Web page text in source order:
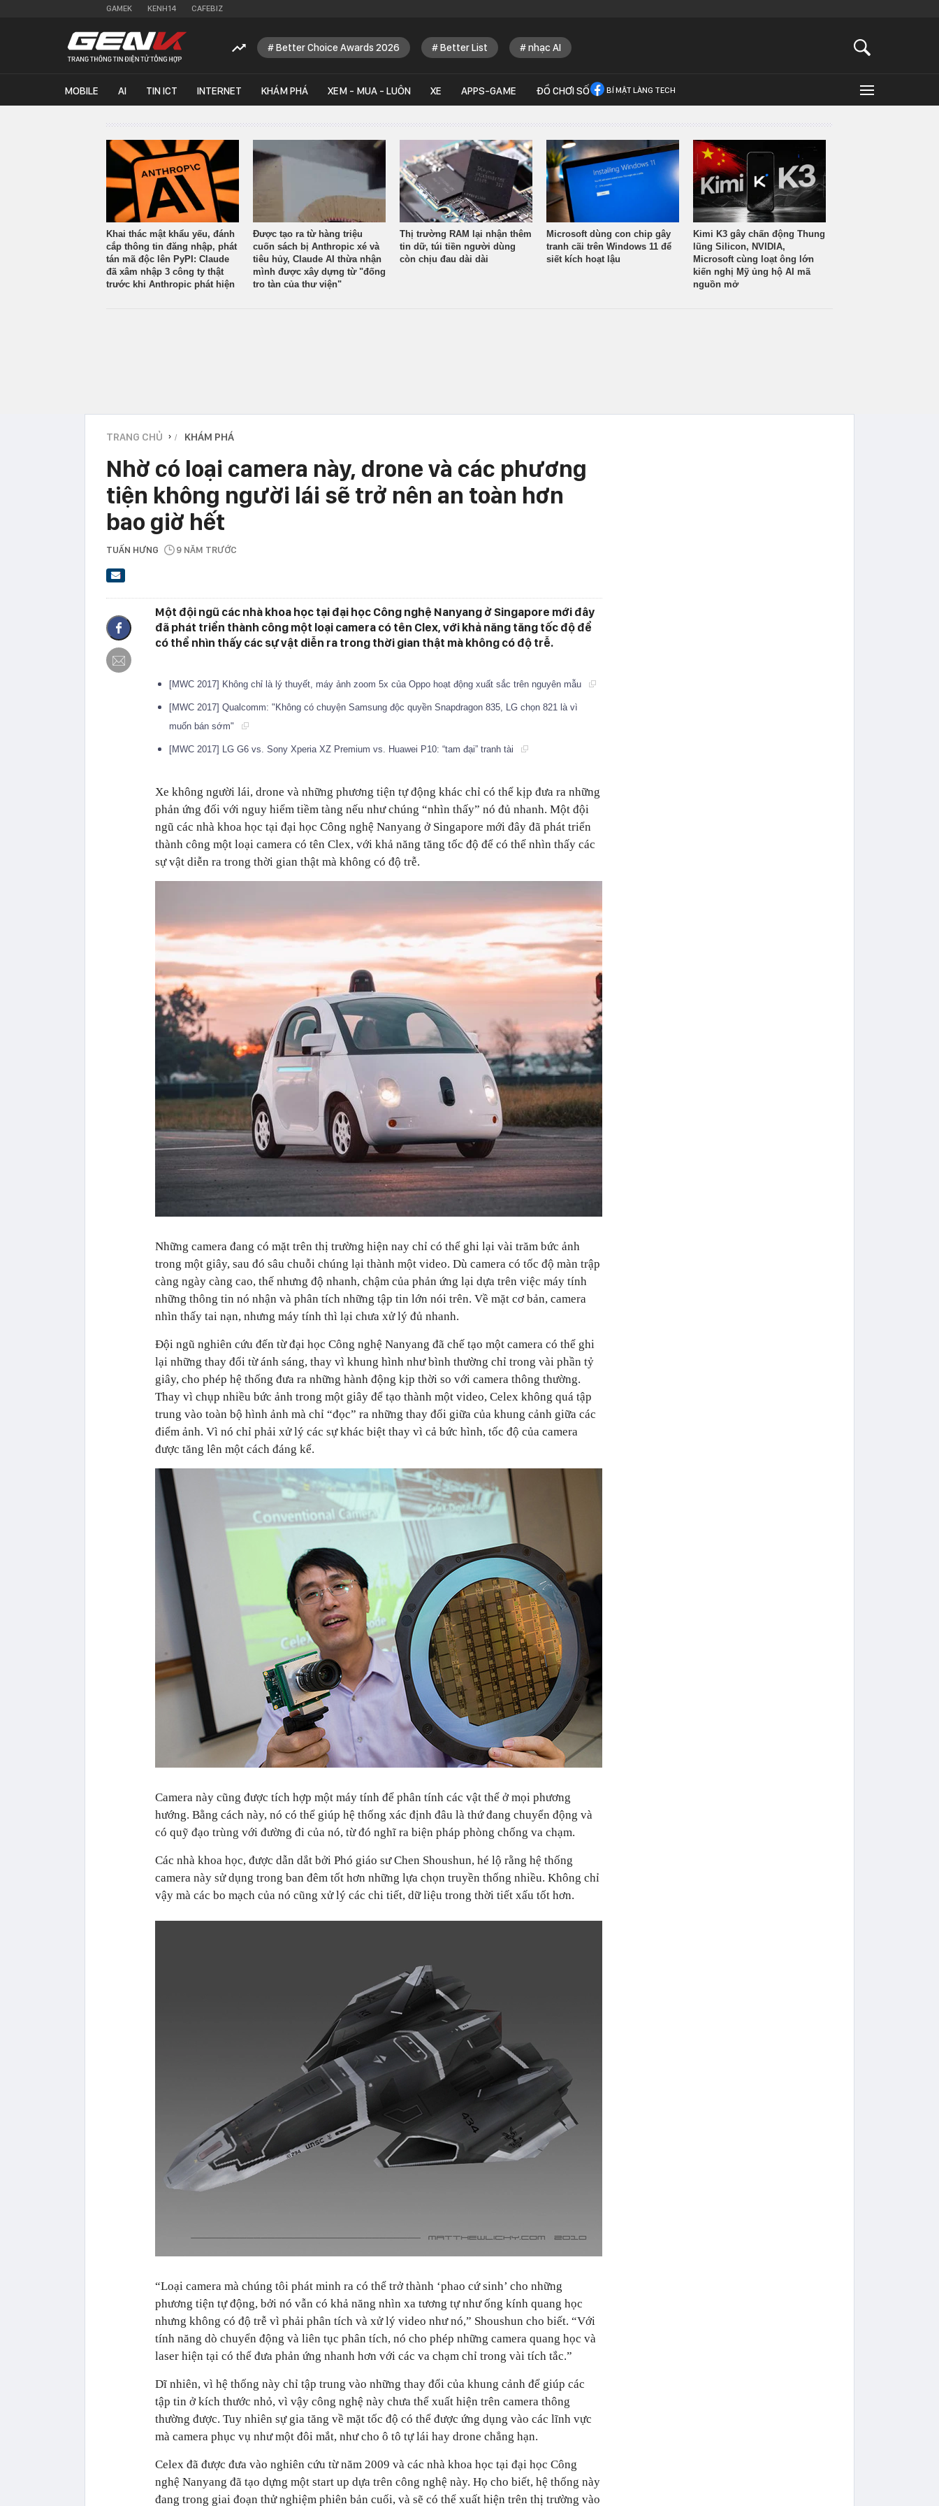
GAMEK KENH14 CAFEBIZ
Better Choice Awards 2026 Better List nhạc AI
MOBILE AI TIN ICT INTERNET KHÁM PHÁ XEM - MUA - LUÔN XE APPS-GAME ĐỒ CHƠI SỐ BÍ MẬT LÀNG TECH
Khai thác mật khẩu yếu, đánh
cắp thông tin đăng nhập, phát
tán mã độc lên PyPI: Claude
đã xâm nhập 3 công ty thật
trước khi Anthropic phát hiện
Được tạo ra từ hàng triệu
cuốn sách bị Anthropic xé và
tiêu hủy, Claude AI thừa nhận
mình được xây dựng từ "đống
tro tàn của thư viện"
Thị trường RAM lại nhận thêm
tin dữ, túi tiền người dùng
còn chịu đau dài dài
Microsoft dùng con chip gây
tranh cãi trên Windows 11 để
siết kích hoạt lậu
Kimi K3 gây chấn động Thung
lũng Silicon, NVIDIA,
Microsoft cùng loạt ông lớn
kiến nghị Mỹ ủng hộ AI mã
nguồn mở
TRANG CHỦ › KHÁM PHÁ
Nhờ có loại camera này, drone và các phương
tiện không người lái sẽ trở nên an toàn hơn
bao giờ hết
TUẤN HƯNG 9 NĂM TRƯỚC
Một đội ngũ các nhà khoa học tại đại học Công nghệ Nanyang ở Singapore mới đây
đã phát triển thành công một loại camera có tên Clex, với khả năng tăng tốc độ để
có thể nhìn thấy các sự vật diễn ra trong thời gian thật mà không có độ trễ.
[MWC 2017] Không chỉ là lý thuyết, máy ảnh zoom 5x của Oppo hoạt động xuất sắc trên nguyên mẫu
[MWC 2017] Qualcomm: "Không có chuyện Samsung độc quyền Snapdragon 835, LG chọn 821 là vì
muốn bán sớm"
[MWC 2017] LG G6 vs. Sony Xperia XZ Premium vs. Huawei P10: “tam đại” tranh tài
Xe không người lái, drone và những phương tiện tự động khác chỉ có thể kịp đưa ra những
phản ứng đối với nguy hiểm tiềm tàng nếu như chúng “nhìn thấy” nó đủ nhanh. Một đội
ngũ các nhà khoa học tại đại học Công nghệ Nanyang ở Singapore mới đây đã phát triển
thành công một loại camera có tên Clex, với khả năng tăng tốc độ để có thể nhìn thấy các
sự vật diễn ra trong thời gian thật mà không có độ trễ.
Những camera đang có mặt trên thị trường hiện nay chỉ có thể ghi lại vài trăm bức ảnh
trong một giây, sau đó sâu chuỗi chúng lại thành một video. Dù camera có tốc độ màn trập
càng ngày càng cao, thế nhưng độ nhanh, chậm của phản ứng lại dựa trên việc máy tính
những thông tin nó nhận và phân tích những tập tin lớn nói trên. Về mặt cơ bản, camera
nhìn thấy tai nạn, nhưng máy tính thì lại chưa xử lý đủ nhanh.
Đội ngũ nghiên cứu đến từ đại học Công nghệ Nanyang đã chế tạo một camera có thể ghi
lại những thay đổi từ ánh sáng, thay vì khung hình như bình thường chỉ trong vài phần tỷ
giây, cho phép hệ thống đưa ra những hành động kịp thời so với camera thông thường.
Thay vì chụp nhiều bức ảnh trong một giây để tạo thành một video, Celex không quá tập
trung vào toàn bộ hình ảnh mà chỉ “đọc” ra những thay đổi giữa của khung cảnh giữa các
điểm ảnh. Vì nó chỉ phải xử lý các sự khác biệt thay vì cả bức hình, tốc độ của camera
được tăng lên một cách đáng kể.
Camera này cũng được tích hợp một máy tính để phân tính các vật thể ở mọi phương
hướng. Bằng cách này, nó có thể giúp hệ thống xác định đâu là thứ đang chuyển động và
có quỹ đạo trùng với đường đi của nó, từ đó nghĩ ra biện pháp phòng chống va chạm.
Các nhà khoa học, được dẫn dắt bởi Phó giáo sư Chen Shoushun, hé lộ rằng hệ thống
camera này sử dụng trong ban đêm tốt hơn những lựa chọn truyền thống nhiều. Không chỉ
vậy mà các bo mạch của nó cũng xử lý các chi tiết, dữ liệu trong thời tiết xấu tốt hơn.
“Loại camera mà chúng tôi phát minh ra có thể trở thành ‘phao cứ sinh’ cho những
phương tiện tự động, bởi nó vẫn có khả năng nhìn xa tương tự như ống kính quang học
nhưng không có độ trễ vì phải phân tích và xử lý video như nó,” Shoushun cho biết. “Với
tính năng dò chuyển động và liên tục phân tích, nó cho phép những camera quang học và
laser hiện tại có thể đưa phản ứng nhanh hơn với các va chạm chỉ trong vài tích tắc.”
Dĩ nhiên, vì hệ thống này chỉ tập trung vào những thay đổi của khung cảnh để giúp các
tập tin ở kích thước nhỏ, vì vậy công nghệ này chưa thể xuất hiện trên camera thông
thường được. Tuy nhiên sự gia tăng về mặt tốc độ có thể được ứng dụng vào các lĩnh vực
mà camera phục vụ như một đôi mắt, như cho ô tô tự lái hay drone chẳng hạn.
Celex đã được đưa vào nghiên cứu từ năm 2009 và các nhà khoa học tại đại học Công
nghệ Nanyang đã tạo dựng một start up dựa trên công nghệ này. Họ cho biết, hệ thống này
đang trong giai đoạn thử nghiệm phiên bản cuối, và sẽ có thể xuất hiện trên thị trường vào